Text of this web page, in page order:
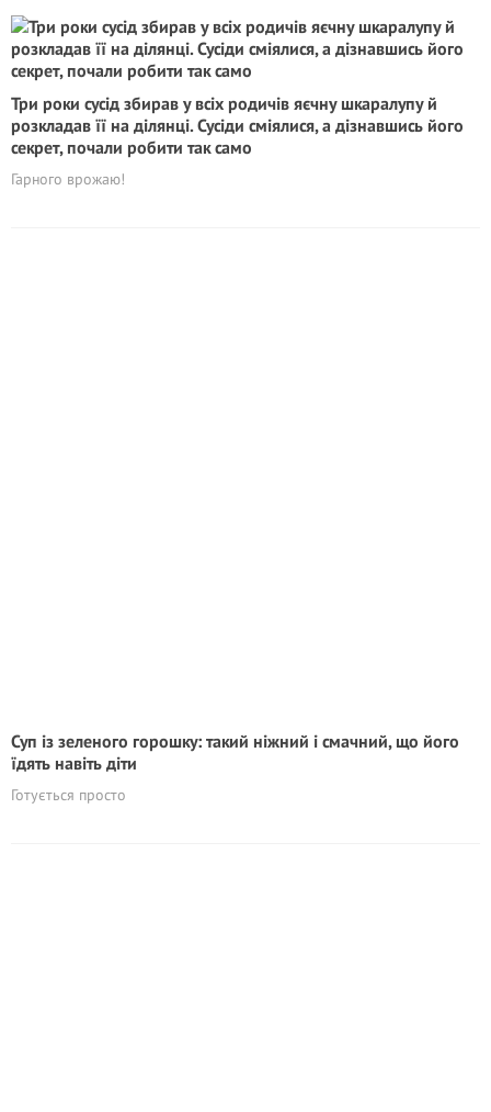
Три роки сусід збирав у всіх родичів яєчну шкаралупу й
розкладав її на ділянці. Сусіди сміялися, а дізнавшись його
секрет, почали робити так само
Гарного врожаю!
Суп із зеленого горошку: такий ніжний і смачний, що його
їдять навіть діти
Готується просто